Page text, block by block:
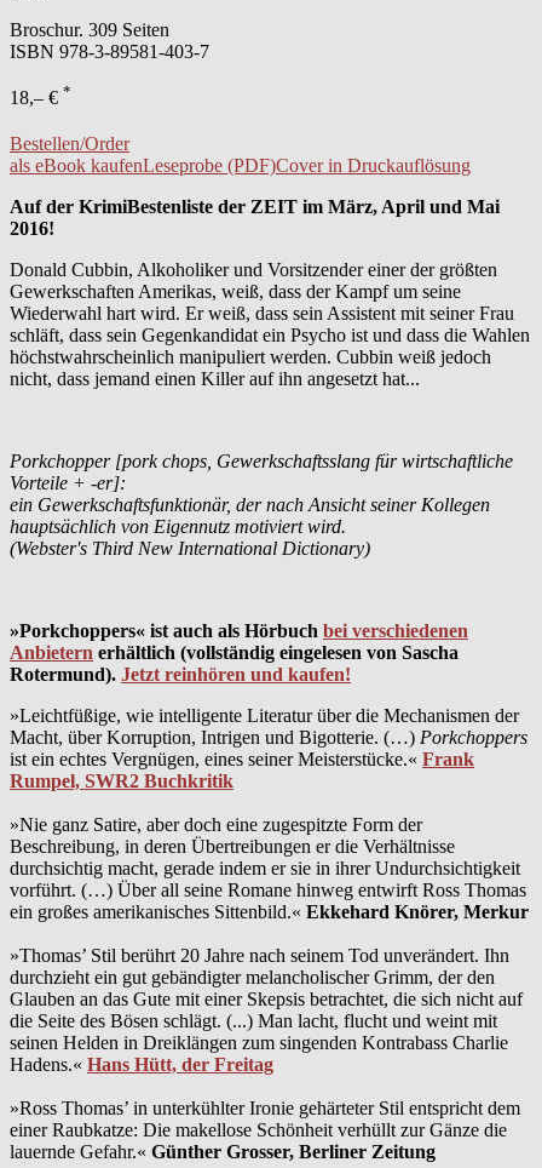
Broschur. 309 Seiten
ISBN 978-3-89581-403-7
18,– € *
Bestellen/Order
als eBook kaufenLeseprobe (PDF)Cover in Druckauflösung
Auf der KrimiBestenliste der ZEIT im März, April und Mai
2016!
Donald Cubbin, Alkoholiker und Vorsitzender einer der größten
Gewerkschaften Amerikas, weiß, dass der Kampf um seine
Wiederwahl hart wird. Er weiß, dass sein Assistent mit seiner Frau
schläft, dass sein Gegenkandidat ein Psycho ist und dass die Wahlen
höchstwahrscheinlich manipuliert werden. Cubbin weiß jedoch
nicht, dass jemand einen Killer auf ihn angesetzt hat...
Porkchopper [pork chops, Gewerkschaftsslang für wirtschaftliche
Vorteile + -er]:
ein Gewerkschaftsfunktionär, der nach Ansicht seiner Kollegen
hauptsächlich von Eigennutz motiviert wird.
(Webster's Third New International Dictionary)
»Porkchoppers« ist auch als Hörbuch bei verschiedenen
Anbietern erhältlich (vollständig eingelesen von Sascha
Rotermund). Jetzt reinhören und kaufen!
»Leichtfüßige, wie intelligente Literatur über die Mechanismen der
Macht, über Korruption, Intrigen und Bigotterie. (…) Porkchoppers
ist ein echtes Vergnügen, eines seiner Meisterstücke.« Frank
Rumpel, SWR2 Buchkritik
»Nie ganz Satire, aber doch eine zugespitzte Form der
Beschreibung, in deren Übertreibungen er die Verhältnisse
durchsichtig macht, gerade indem er sie in ihrer Undurchsichtigkeit
vorführt. (…) Über all seine Romane hinweg entwirft Ross Thomas
ein großes amerikanisches Sittenbild.« Ekkehard Knörer, Merkur
»Thomas’ Stil berührt 20 Jahre nach seinem Tod unverändert. Ihn
durchzieht ein gut gebändigter melancholischer Grimm, der den
Glauben an das Gute mit einer Skepsis betrachtet, die sich nicht auf
die Seite des Bösen schlägt. (...) Man lacht, flucht und weint mit
seinen Helden in Dreiklängen zum singenden Kontrabass Charlie
Hadens.« Hans Hütt, der Freitag
»Ross Thomas’ in unterkühlter Ironie gehärteter Stil entspricht dem
einer Raubkatze: Die makellose Schönheit verhüllt zur Gänze die
lauernde Gefahr.« Günther Grosser, Berliner Zeitung